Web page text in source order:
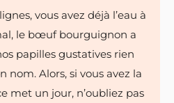
vous avez déjà l’eau à
le bœuf bourguignon a
papilles gustatives rien
nom. Alors, si vous avez la
met un jour, n’oubliez pas